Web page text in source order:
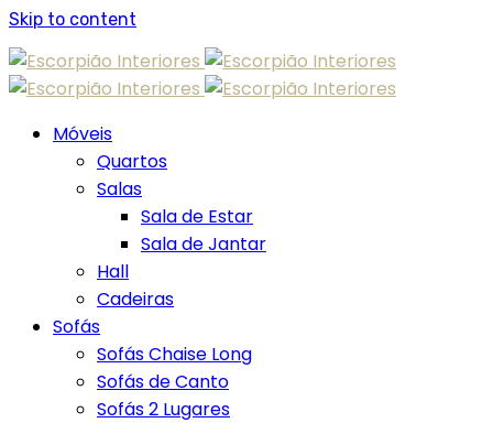
Skip to content
Móveis
Quartos
Salas
Sala de Estar
Sala de Jantar
Hall
Cadeiras
Sofás
Sofás Chaise Long
Sofás de Canto
Sofás 2 Lugares